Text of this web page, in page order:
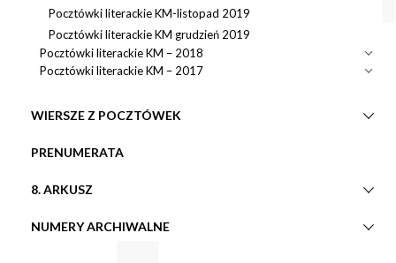
Pocztówki literackie KM-listopad 2019
Pocztówki literackie KM grudzień 2019
Pocztówki literackie KM – 2018
Pocztówki literackie KM – 2017
WIERSZE Z POCZTÓWEK
PRENUMERATA
8. ARKUSZ
NUMERY ARCHIWALNE